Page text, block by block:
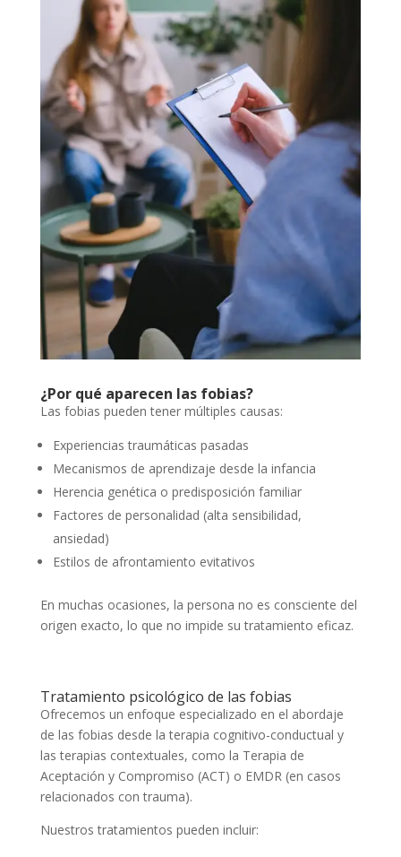
¿Por qué aparecen las fobias?
Las fobias pueden tener múltiples causas:
Experiencias traumáticas pasadas
Mecanismos de aprendizaje desde la infancia
Herencia genética o predisposición familiar
Factores de personalidad (alta sensibilidad,
ansiedad)
Estilos de afrontamiento evitativos
En muchas ocasiones, la persona no es consciente del
origen exacto, lo que no impide su tratamiento eficaz.
Tratamiento psicológico de las fobias
Ofrecemos un enfoque especializado en el abordaje
de las fobias desde la terapia cognitivo-conductual y
las terapias contextuales, como la Terapia de
Aceptación y Compromiso (ACT) o EMDR (en casos
relacionados con trauma).
Nuestros tratamientos pueden incluir: